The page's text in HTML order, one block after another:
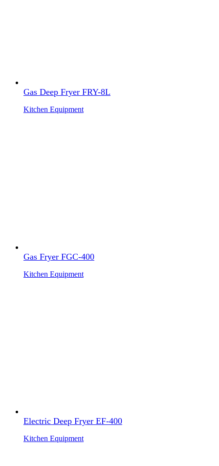
Gas Deep Fryer FRY-8L
Kitchen Equipment
Gas Fryer FGC-400
Kitchen Equipment
Electric Deep Fryer EF-400
Kitchen Equipment